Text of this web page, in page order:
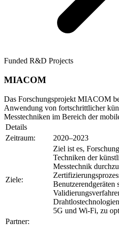
Funded R&D Projects
MIACOM
Das Forschungsprojekt MIACOM
Anwendung von fortschrittlicher
Messtechniken im Bereich der
Details
Zeitraum:
2020–2023
Ziele:
Ziel ist es,
Techniken der
Messtechnik
Benutzerendgeräten
5G und Wi-Fi, zu
Partner: